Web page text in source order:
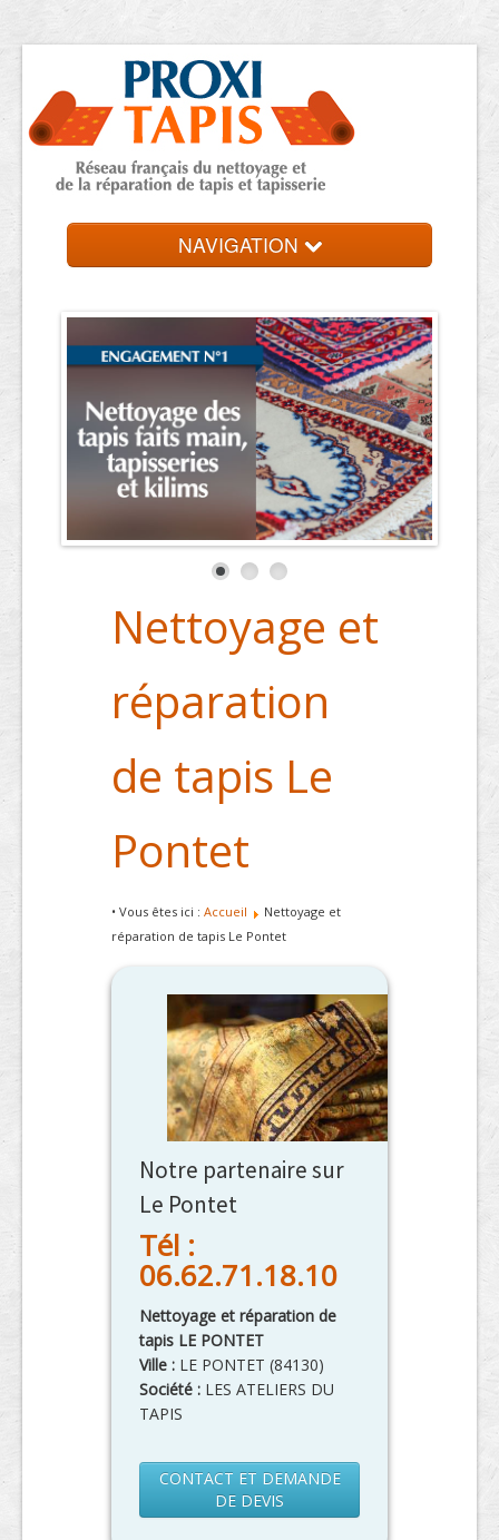
NAVIGATION
Trouver une entreprise
Nettoyage et
réparation
de tapis Le
Pontet
• Vous êtes ici : Accueil
Nettoyage et
réparation de tapis Le Pontet
Notre partenaire sur
Le Pontet
Tél :
06.62.71.18.10
Nettoyage et réparation de
tapis LE PONTET
Ville : LE PONTET (84130)
Société : LES ATELIERS DU
TAPIS
CONTACT ET DEMANDE
DE DEVIS